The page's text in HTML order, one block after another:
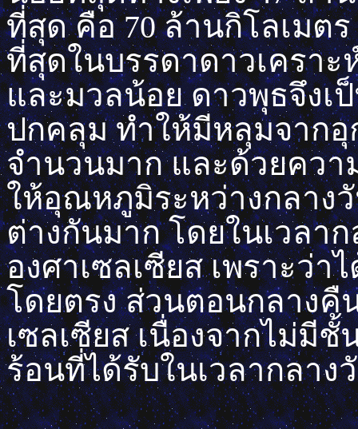
ที่สุด คือ 70 ล้านกิโลเมต
ที่สุดในบรรดาดาวเครา
และมวลน้อย ดาวพุธจึงเ
ปกคลุม ทำให้มีหลุมจาก
จำนวนมาก และด้วยควา
ให้อุณหภูมิระหว่างกลาง
ต่างกันมาก โดยในเวลา
องศาเซลเซียส เพราะว่
โดยตรง ส่วนตอนกลางคื
เซลเซียส เนื่องจากไม่มี
ร้อนที่ได้รับในเวลากลาง